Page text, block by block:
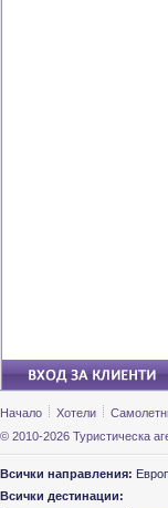
Начало Хотели
© 2010-2026 Туристическа
Всички направления:
Всички дестинации: